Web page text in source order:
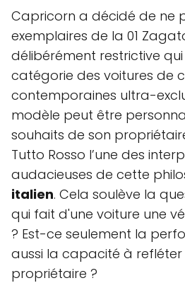
Capricorn a décidé de ne
exemplaires de la 01
délibérément restrictive
catégorie des voitures de
contemporaines ultra-
modèle peut être
souhaits de son
Tutto Rosso l’une des
audacieuses de cette
italien. Cela soulève la
qui fait d'une voiture une
? Est-ce seulement la
aussi la capacité à refléter
propriétaire ?